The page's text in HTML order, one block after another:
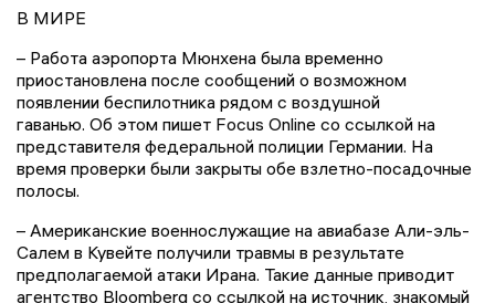
В МИРЕ
– Работа аэропорта Мюнхена была временно
приостановлена после сообщений о возможном
появлении беспилотника рядом с воздушной
гаванью. Об этом пишет Focus Online со ссылкой на
представителя федеральной полиции Германии. На
время проверки были закрыты обе взлетно-посадочные
полосы.
– Американские военнослужащие на авиабазе Али-эль-
Салем в Кувейте получили травмы в результате
предполагаемой атаки Ирана. Такие данные приводит
агентство Bloomberg со ссылкой на источник, знакомый